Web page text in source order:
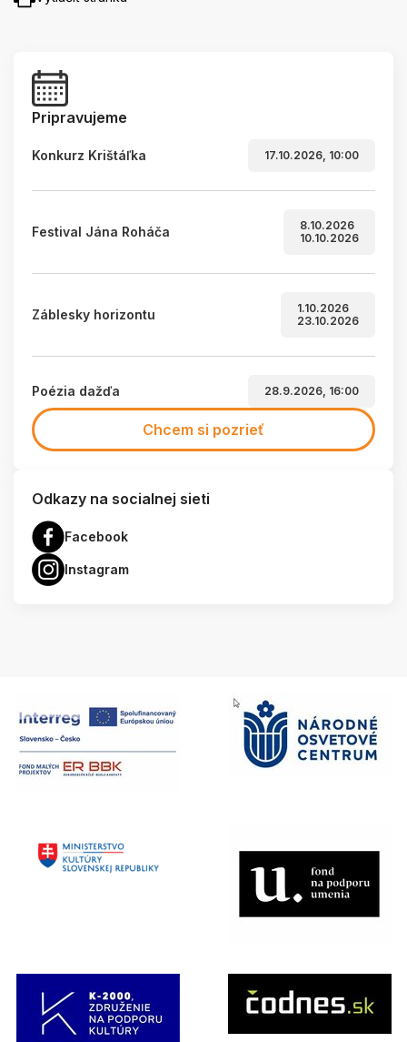
Pripravujeme
Konkurz Krištáľka 17.10.2026, 10:00
Festival Jána Roháča
8.10.2026
10.10.2026
Záblesky horizontu
1.10.2026
23.10.2026
Poézia dažďa 28.9.2026, 16:00
Chcem si pozrieť
Odkazy na socialnej sieti
Facebook
Instagram